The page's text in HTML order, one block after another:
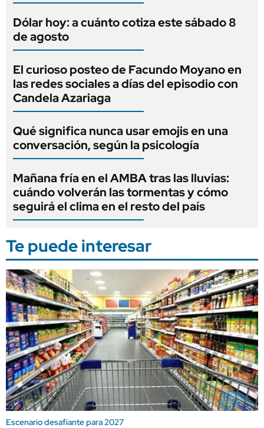
Dólar hoy: a cuánto cotiza este sábado 8
de agosto
El curioso posteo de Facundo Moyano en
las redes sociales a días del episodio con
Candela Azariaga
Qué significa nunca usar emojis en una
conversación, según la psicología
Mañana fría en el AMBA tras las lluvias:
cuándo volverán las tormentas y cómo
seguirá el clima en el resto del país
Te puede interesar
Escenario desafiante para 2027